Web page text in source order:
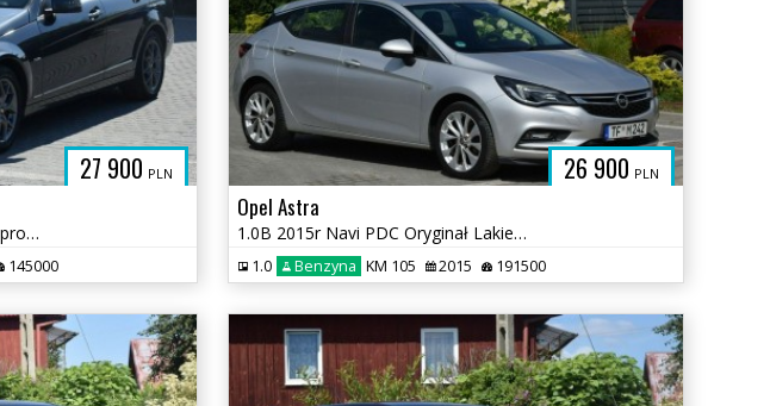
27 900 PLN
1.8B Lift Led Navi 145 TYS KM Sprowadzony Opłacony
145000
26 900 PLN
Opel Astra
1.0B 2015r Navi PDC Oryginał Lakier Nowy Rozrząd Sprowadzony
1.0 Benzyna KM 105 2015 191500